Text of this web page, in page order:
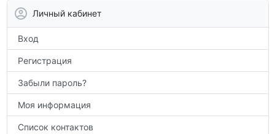
Личный кабинет
Вход
Регистрация
Забыли пароль?
Моя информация
Список контактов